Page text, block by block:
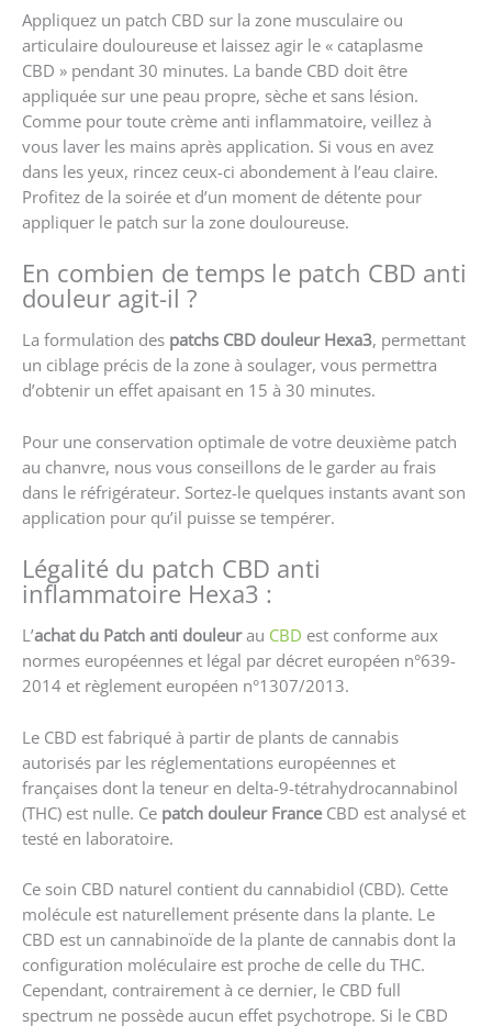
Appliquez un patch CBD sur la zone musculaire ou
articulaire douloureuse et laissez agir le « cataplasme
CBD » pendant 30 minutes. La bande CBD doit être
appliquée sur une peau propre, sèche et sans lésion.
Comme pour toute crème anti inflammatoire, veillez à
vous laver les mains après application. Si vous en avez
dans les yeux, rincez ceux-ci abondement à l’eau claire.
Profitez de la soirée et d’un moment de détente pour
appliquer le patch sur la zone douloureuse.
En combien de temps le patch CBD anti
douleur agit-il ?
La formulation des patchs CBD douleur Hexa3, permettant
un ciblage précis de la zone à soulager, vous permettra
d’obtenir un effet apaisant en 15 à 30 minutes.
Pour une conservation optimale de votre deuxième patch
au chanvre, nous vous conseillons de le garder au frais
dans le réfrigérateur. Sortez-le quelques instants avant son
application pour qu’il puisse se tempérer.
Légalité du patch CBD anti
inflammatoire Hexa3 :
L’achat du Patch anti douleurau CBD est conforme aux
normes européennes et légal par décret européen n°639-
2014 et règlement européen n°1307/2013.
Le CBD est fabriqué à partir de plants de cannabis
autorisés par les réglementations européennes et
françaises dont la teneur en delta-9-tétrahydrocannabinol
(THC) est nulle. Ce patch douleur FranceCBD est analysé et
testé en laboratoire.
Ce soin CBD naturel contient du cannabidiol (CBD). Cette
molécule est naturellement présente dans la plante. Le
CBD est un cannabinoïde de la plante de cannabis dont la
configuration moléculaire est proche de celle du THC.
Cependant, contrairement à ce dernier, le CBD full
spectrum ne possède aucun effet psychotrope. Si le CBD